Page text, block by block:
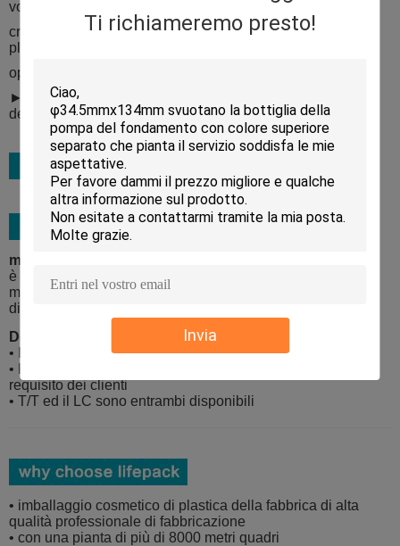
Ti richiameremo presto!
Invia
volta lo stesso importo
crema proteggente di progettazione doppia del ► da
plastica acrilica commovente
opzioni multipal disponibili della decorazione del ►
► adatto amulti-liquido come come il fondamento, siero
della lumaca, crema, lozione ecc.
materiale da imballaggio:
è legato cinque cartoni dell'esportazione di strato con i
materiali della schiuma ed il servizio extra del pallet
disponibile
Dettagli di trasporto:
• Il porto di Shanghai ed il porto di Ningbo sono suggeriti
• La CATENA DELL'OROLOGIO, CFR ed il CIF spetta al
requisito dei clienti
• T/T ed il LC sono entrambi disponibili
• imballaggio cosmetico di plastica della fabbrica di alta
qualità professionale di fabbricazione
• con una pianta di più di 8000 metri quadri